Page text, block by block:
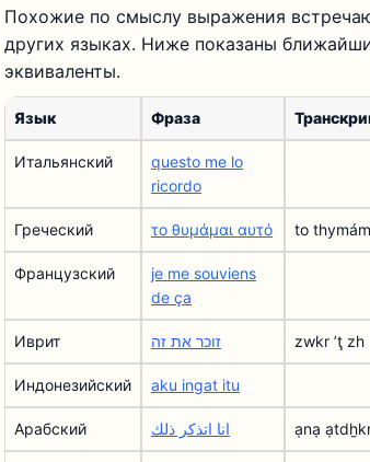
Похожие по смыслу выражения
других языках. Ниже показаны
эквиваленты.
Язык Фраза
Итальянский
questo me lo
ricordo
Греческий το θυμάμαι αυτό to
Французский
je me souviens
de ça
Иврит זוכר את זה zwkr ʼţ zh
Индонезийский aku ingat itu
Арабский انا اتذكر ذلك ạnạ